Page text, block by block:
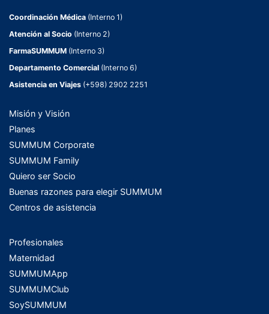
Coordinación Médica (Interno 1)
Atención al Socio (Interno 2)
FarmaSUMMUM (Interno 3)
Departamento Comercial (Interno 6)
Asistencia en Viajes (+598) 2902 2251
Misión y Visión
Planes
SUMMUM Corporate
SUMMUM Family
Quiero ser Socio
Buenas razones para elegir SUMMUM
Centros de asistencia
Profesionales
Maternidad
SUMMUMApp
SUMMUMClub
SoySUMMUM